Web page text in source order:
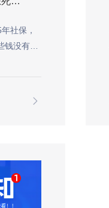
社保，
钱没有十